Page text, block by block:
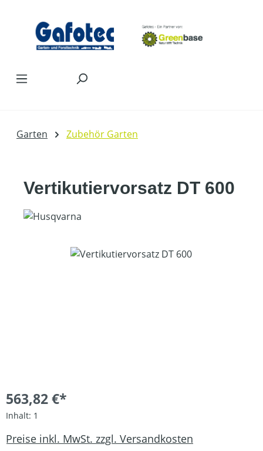
Garten Zubehör Garten
Vertikutiervorsatz DT 600
Bildergalerie überspringen
563,82 €*
Inhalt: 1
Preise inkl. MwSt. zzgl. Versandkosten